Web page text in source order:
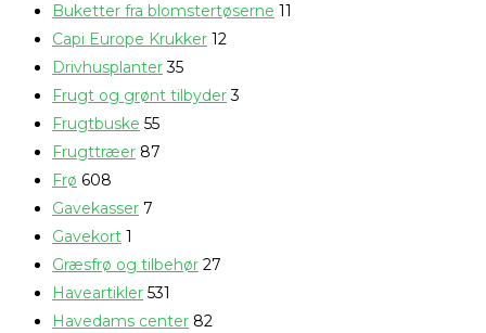
Buketter fra blomstertøserne 11
Capi Europe Krukker 12
Drivhusplanter 35
Frugt og grønt tilbyder 3
Frugtbuske 55
Frugttræer 87
Frø 608
Gavekasser 7
Gavekort 1
Græsfrø og tilbehør 27
Haveartikler 531
Havedams center 82